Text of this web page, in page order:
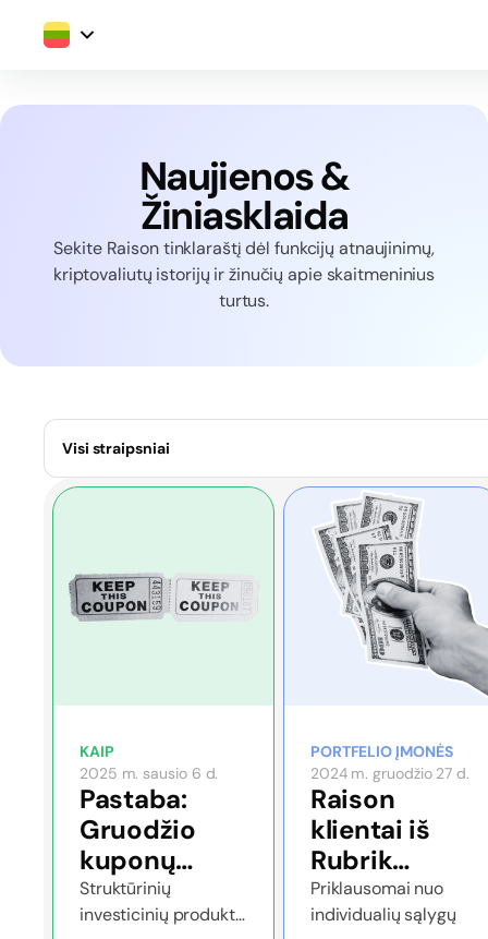
Naujienos &
Žiniasklaida
Sekite Raison tinklaraštį dėl funkcijų atnaujinimų,
kriptovaliutų istorijų ir žinučių apie skaitmeninius
turtus.
Visi straipsniai
KAIP
2025 m. sausio 6 d.
Pastaba:
Gruodžio
kuponų
išmokos
Struktūrinių
investicinių produktų
PORTFELIO ĮMONĖS
2024 m. gruodžio 27 d.
Raison
klientai iš
Rubrik
sandorio
uždirbo iki
Priklausomai nuo
individualių sąlygų